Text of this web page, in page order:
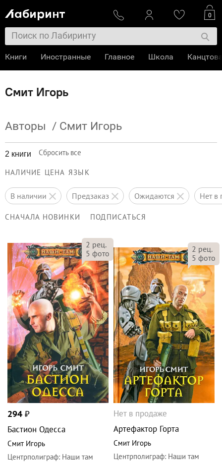
Смит Игорь
Авторы / Смит Игорь
2 книги Сбросить все
НАЛИЧИЕ ЦЕНА ЯЗЫК
в наличии предзаказ ожидаются нет
СНАЧАЛА НОВИНКИ ПОДПИСАТЬСЯ
2 рец.
5 фото
294 ₽
Бастион Одесса
Смит Игорь
Центрполиграф: Наши там
2 рец.
5 фото
Нет в продаже
Артефактор Горта
Смит Игорь
Центрполиграф: Наши там
0
Книги Иностранные Главное Школа